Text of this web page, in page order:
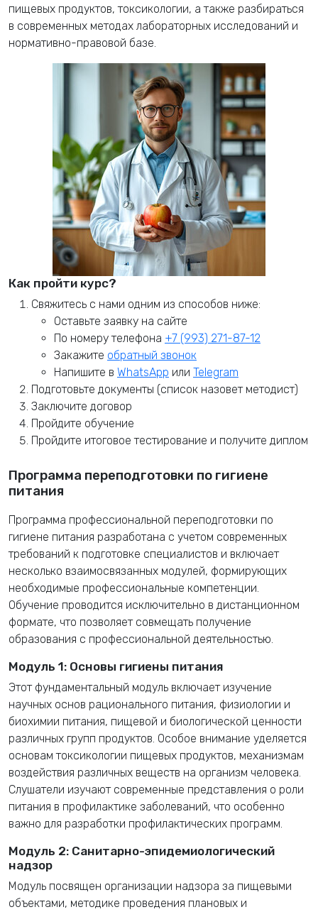
пищевых продуктов, токсикологии, а также разбираться
в современных методах лабораторных исследований и
нормативно-правовой базе.
Как пройти курс?
Свяжитесь с нами одним из способов ниже:
Оставьте заявку на сайте
По номеру телефона +7 (993) 271-87-12
Закажите обратный звонок
Напишите в WhatsApp или Telegram
Подготовьте документы (список назовет методист)
Заключите договор
Пройдите обучение
Пройдите итоговое тестирование и получите диплом
Программа переподготовки по гигиене
питания
Программа профессиональной переподготовки по
гигиене питания разработана с учетом современных
требований к подготовке специалистов и включает
несколько взаимосвязанных модулей, формирующих
необходимые профессиональные компетенции.
Обучение проводится исключительно в дистанционном
формате, что позволяет совмещать получение
образования с профессиональной деятельностью.
Модуль 1: Основы гигиены питания
Этот фундаментальный модуль включает изучение
научных основ рационального питания, физиологии и
биохимии питания, пищевой и биологической ценности
различных групп продуктов. Особое внимание уделяется
основам токсикологии пищевых продуктов, механизмам
воздействия различных веществ на организм человека.
Слушатели изучают современные представления о роли
питания в профилактике заболеваний, что особенно
важно для разработки профилактических программ.
Модуль 2: Санитарно-эпидемиологический
надзор
Модуль посвящен организации надзора за пищевыми
объектами, методике проведения плановых и